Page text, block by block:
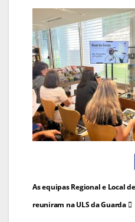
Navegação
de
As equipas Regional e Local
reuniram na ULS da Guarda